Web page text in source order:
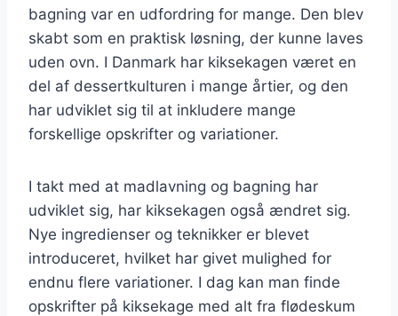
bagning var en udfordring for mange. Den blev
skabt som en praktisk løsning, der kunne laves
uden ovn. I Danmark har kiksekagen været en
del af dessertkulturen i mange årtier, og den
har udviklet sig til at inkludere mange
forskellige opskrifter og variationer.
I takt med at madlavning og bagning har
udviklet sig, har kiksekagen også ændret sig.
Nye ingredienser og teknikker er blevet
introduceret, hvilket har givet mulighed for
endnu flere variationer. I dag kan man finde
opskrifter på kiksekage med alt fra flødeskum